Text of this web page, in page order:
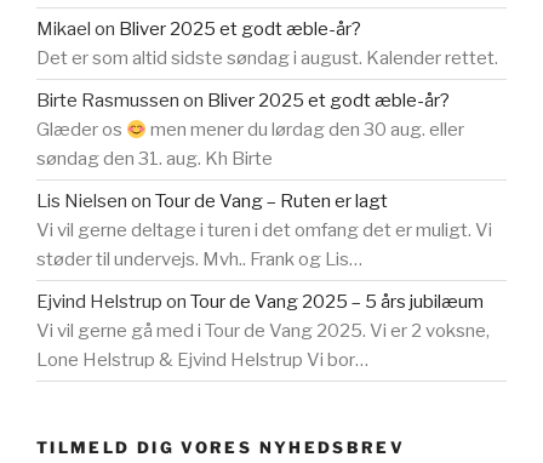
Mikael on Bliver 2025 et godt æble-år?
Det er som altid sidste søndag i august. Kalender rettet.
Birte Rasmussen on Bliver 2025 et godt æble-år?
Glæder os
men mener du lørdag den 30 aug. eller
søndag den 31. aug. Kh Birte
Lis Nielsen on Tour de Vang – Ruten er lagt
Vi vil gerne deltage i turen i det omfang det er muligt. Vi
støder til undervejs. Mvh.. Frank og Lis…
Ejvind Helstrup on Tour de Vang 2025 – 5 års jubilæum
Vi vil gerne gå med i Tour de Vang 2025. Vi er 2 voksne,
Lone Helstrup & Ejvind Helstrup Vi bor…
TILMELD DIG VORES NYHEDSBREV